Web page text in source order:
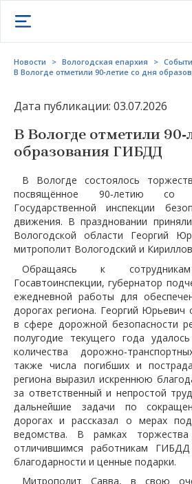
Открыть меню
Новости > Вологодская епархия >
В Вологде отметили 90‑летие со дня
Дата публикации: 03.07.2026
В Вологде отметили
образования ГИБДД
В Вологде состоялось
посвящённое 90‑летию со
Государственной инспекции
движения. В праздновании
Вологодской области Георгий
митрополит Вологодский и
Обращаясь к
Госавтоинспекции, губернатор
ежедневной работы для
дорогах региона. Георгий Юрьевич
в сфере дорожной безопасности
полугодие текущего года
количества
также числа погибших и
региона выразил искреннюю
за ответственный и непростой
дальнейшие задачи по
дорогах и рассказал о мерах
ведомства. В рамках торжества
отличившимся работникам
благодарности и ценные подарки.
Митрополит Савва, в свою